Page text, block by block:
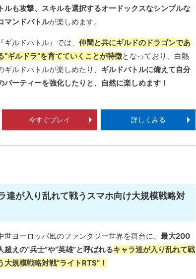
トルも攻撃、スキルを選択するオードックスなシンプルな
マンドバトルが楽しめます。
『ギルドバトル』では、仲間と共にギルドのドラゴンであ
“ギルドラ”を育てていくことが特徴となっており、白熱
ギルドバトルが楽しめたり、 ギルドバトルに備えて自分
パーティーを強化したりと、自然に楽しめます！
今すぐプレイ 詳しくみる
達が入り乱れて戦うスマホ向け大規模戦略対
世ヨーロッパ風のファンタジー世界を舞台に、最大200
超えの“兵士”や“英雄”と呼ばれるキャラ達が入り乱れて戦
大規模戦略対戦“ライトRTS”！